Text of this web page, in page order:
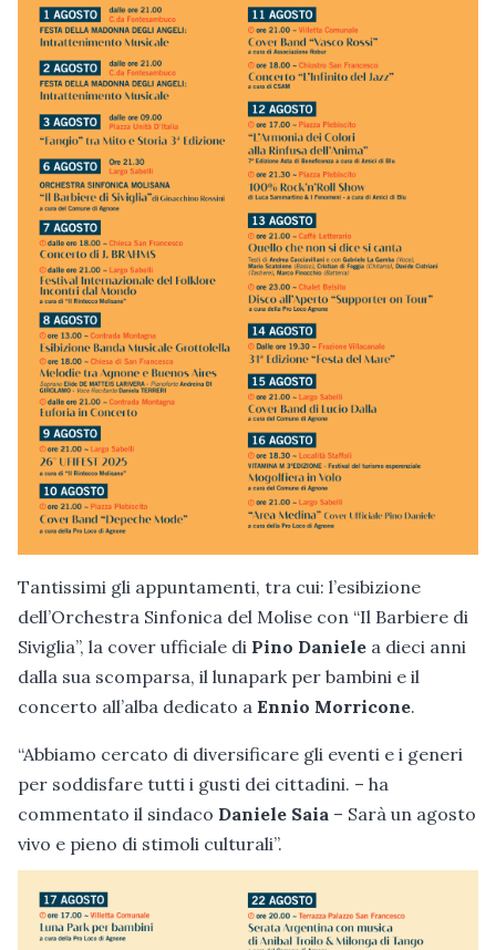
Tantissimi gli appuntamenti, tra cui: l’esibizione
dell’Orchestra Sinfonica del Molise con “Il Barbiere di
Siviglia”, la cover ufficiale di Pino Daniele a dieci anni
dalla sua scomparsa, il lunapark per bambini e il
concerto all’alba dedicato a Ennio Morricone.
“Abbiamo cercato di diversificare gli eventi e i generi
per soddisfare tutti i gusti dei cittadini. – ha
commentato il sindaco Daniele Saia – Sarà un agosto
vivo e pieno di stimoli culturali”.